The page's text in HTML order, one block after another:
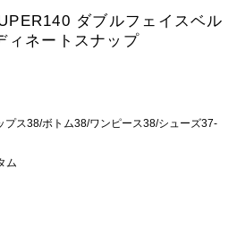
ダブルフェイスベル
ィネートスナップ
ス38/ボトム38/ワンピース38/シューズ37-
ム